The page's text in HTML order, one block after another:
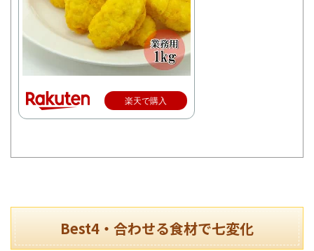
楽天で購入
Best4・合わせる食材で七変化